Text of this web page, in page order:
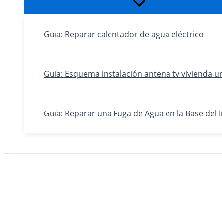
Alternar
Guía: Reparar calentador de agua eléctrico
Guía: Esquema instalación antena tv vivienda
Guía: Reparar una Fuga de Agua en la Base del